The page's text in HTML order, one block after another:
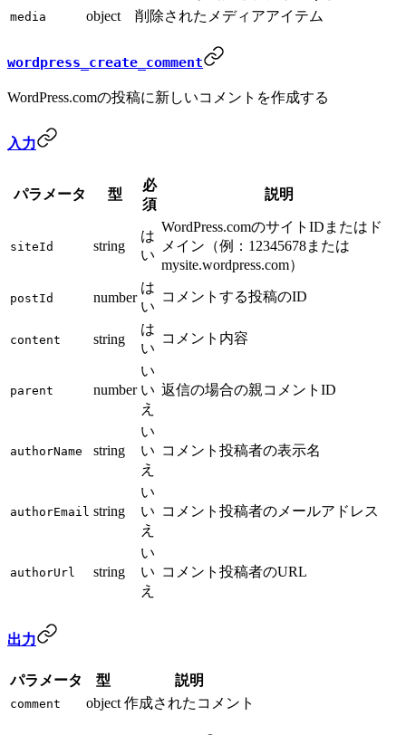
media object 削除されたメディアアイテム
wordpress_create_comment
WordPress.comの投稿に新しいコメントを作成する
入力
パラメータ 型
必
須
説明
siteId string
は
い
WordPress.comのサイトIDまたはド
メイン（例：12345678または
mysite.wordpress.com）
postId number
は
い
コメントする投稿のID
content string
は
い
コメント内容
parent number
い
い
え
返信の場合の親コメントID
authorName string
い
い
え
コメント投稿者の表示名
authorEmail string
い
い
え
コメント投稿者のメールアドレス
authorUrl string
い
い
え
コメント投稿者のURL
出力
パラメータ 型 説明
comment object 作成されたコメント